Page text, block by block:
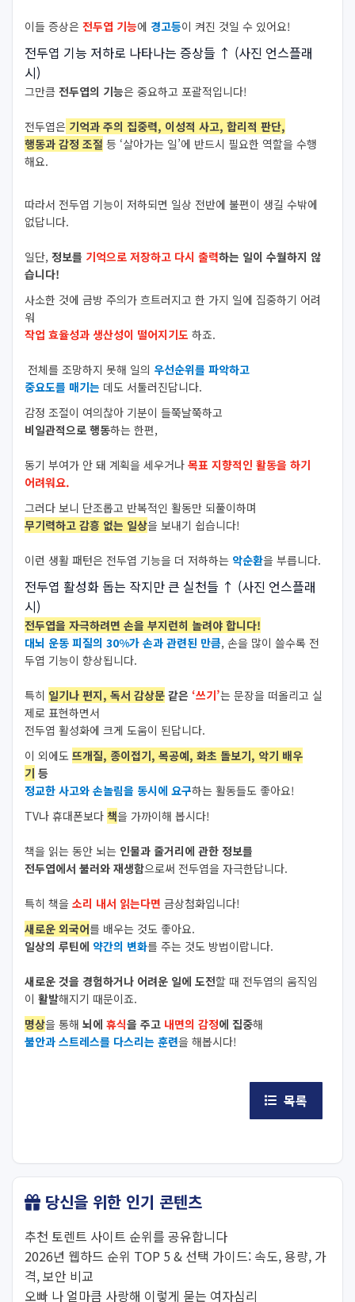
이들 증상은 전두엽 기능에 경고등이 켜진 것일 수 있어요!
전두엽 기능 저하로 나타나는 증상들 ↑ (사진 언스플래
시)
그만큼 전두엽의 기능은 중요하고 포괄적입니다!
전두엽은 기억과 주의 집중력, 이성적 사고, 합리적 판단,
행동과 감정 조절 등 ‘살아가는 일’에 반드시 필요한 역할을 수행
해요.
따라서 전두엽 기능이 저하되면 일상 전반에 불편이 생길 수밖에
없답니다.
일단, 정보를 기억으로 저장하고 다시 출력하는 일이 수월하지 않
습니다!
사소한 것에 금방 주의가 흐트러지고 한 가지 일에 집중하기 어려
워
작업 효율성과 생산성이 떨어지기도 하죠.
전체를 조망하지 못해 일의 우선순위를 파악하고
중요도를 매기는 데도 서툴러진답니다.
감정 조절이 여의찮아 기분이 들쭉날쭉하고
비일관적으로 행동하는 한편,
동기 부여가 안 돼 계획을 세우거나 목표 지향적인 활동을 하기
어려워요.
그러다 보니 단조롭고 반복적인 활동만 되풀이하며
무기력하고 감흥 없는 일상을 보내기 쉽습니다!
이런 생활 패턴은 전두엽 기능을 더 저하하는 악순환을 부릅니다.
전두엽 활성화 돕는 작지만 큰 실천들 ↑ (사진 언스플래
시)
전두엽을 자극하려면 손을 부지런히 놀려야 합니다!
대뇌 운동 피질의 30%가 손과 관련된 만큼, 손을 많이 쓸수록 전
두엽 기능이 향상됩니다.
특히 일기나 편지, 독서 감상문 같은 ‘쓰기’는 문장을 떠올리고 실
제로 표현하면서
전두엽 활성화에 크게 도움이 된답니다.
이 외에도 뜨개질, 종이접기, 목공예, 화초 돌보기, 악기 배우
기 등
정교한 사고와 손놀림을 동시에 요구하는 활동들도 좋아요!
TV나 휴대폰보다 책을 가까이해 봅시다!
책을 읽는 동안 뇌는 인물과 줄거리에 관한 정보를
전두엽에서 불러와 재생함으로써 전두엽을 자극한답니다.
특히 책을 소리 내서 읽는다면 금상첨화입니다!
새로운 외국어를 배우는 것도 좋아요.
일상의 루틴에 약간의 변화를 주는 것도 방법이랍니다.
새로운 것을 경험하거나 어려운 일에 도전할 때 전두엽의 움직임
이 활발해지기 때문이죠.
명상을 통해 뇌에 휴식을 주고 내면의 감정에 집중해
불안과 스트레스를 다스리는 훈련을 해봅시다!
목록
당신을 위한 인기 콘텐츠
추천 토렌트 사이트 순위를 공유합니다
2026년 웹하드 순위 TOP 5 & 선택 가이드: 속도, 용량, 가
격, 보안 비교
오빠 나 얼마큼 사랑해 이렇게 묻는 여자심리